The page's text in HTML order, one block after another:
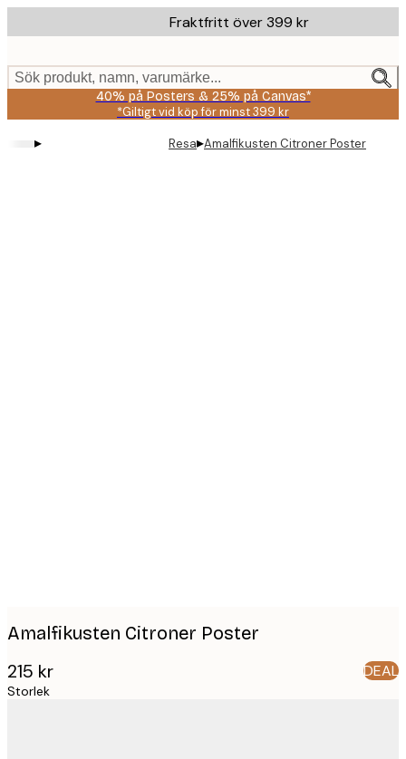
to
content.
Fraktfritt över 399 kr
Sök produkt, namn, varumärke...
40% på Posters & 25% på Canvas*
*Giltigt vid köp för minst 399 kr
▸ Resa▸Amalfikusten Citroner Poster
Amalfikusten Citroner Poster
215 kr DEAL
Storlek